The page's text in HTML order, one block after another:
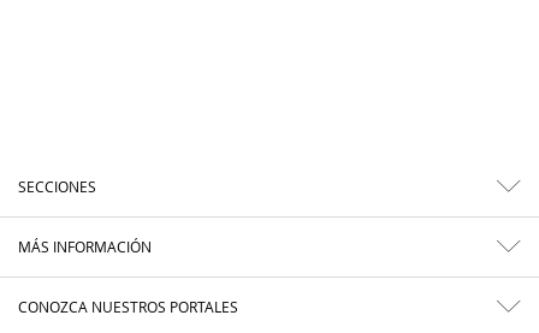
SECCIONES
MÁS INFORMACIÓN
CONOZCA NUESTROS PORTALES